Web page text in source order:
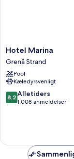
Hotel
Marina
Grenå
Strand
Hotel Marina
Grenå Strand
Pool
Kæledyrsvenligt
8.2
ud
anmeldelser
8,2 Alletiders
1.008 anmeldelser